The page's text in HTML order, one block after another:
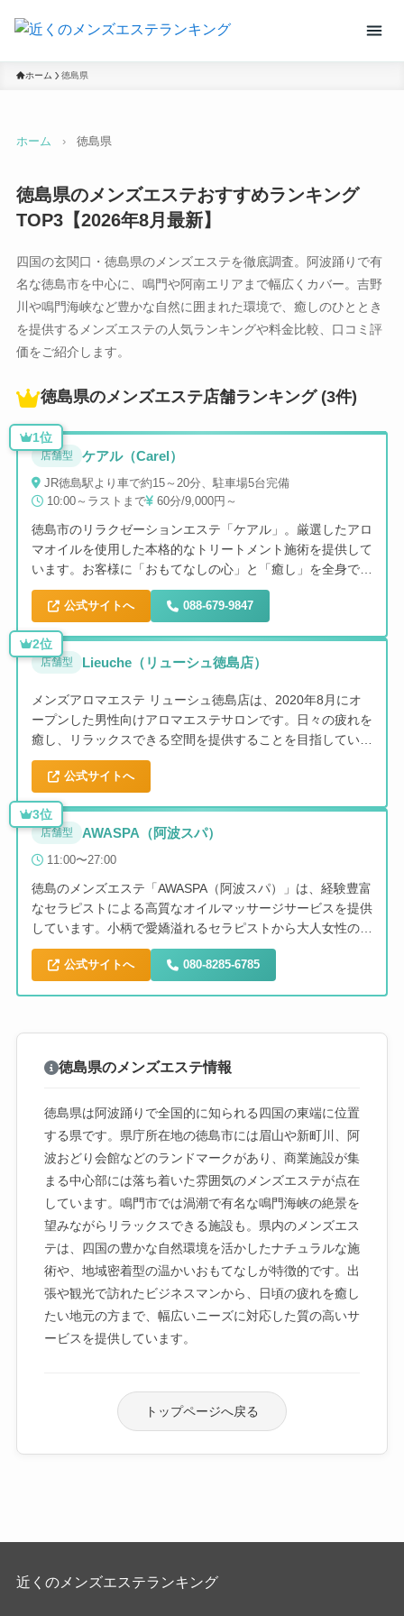
ホーム 徳島県
ホーム › 徳島県
徳島県のメンズエステおすすめランキング
TOP3【2026年8月最新】
四国の玄関口・徳島県のメンズエステを徹底調査。阿波踊りで有
名な徳島市を中心に、鳴門や阿南エリアまで幅広くカバー。吉野
川や鳴門海峡など豊かな自然に囲まれた環境で、癒しのひととき
を提供するメンズエステの人気ランキングや料金比較、口コミ評
価をご紹介します。
徳島県のメンズエステ店舗ランキング (3件)
店舗型 ケアル（Carel）
JR徳島駅より車で約15～20分、駐車場5台完備
10:00～ラストまで
60分/9,000円～
徳島市のリラクゼーションエステ「ケアル」。厳選したアロ
マオイルを使用した本格的なトリートメント施術を提供して
います。お客様に「おもてなしの心」と「癒し」を全身で感
じていただくことをコンセプトに、完全個室のプライベート
空間で心身ともにリラックスできる施術を実現。未経験者か
らベテランまで、丁寧な指導のもとで高度な技術を習得した
セラピストが対応します。
公式サイトへ 088-679-9847
1位
店舗型 Lieuche（リューシュ徳島店）
メンズアロマエステ リューシュ徳島店は、2020年8月にオ
ープンした男性向けアロマエステサロンです。日々の疲れを
癒し、リラックスできる空間を提供することを目指していま
す。セラピストによる丁寧な施術でストレス解消をお手伝い
します。公式サイトへ
2位
店舗型 AWASPA（阿波スパ）
11:00〜27:00
徳島のメンズエステ「AWASPA（阿波スパ）」は、経験豊富
なセラピストによる高質なオイルマッサージサービスを提供
しています。小柄で愛嬌溢れるセラピストから大人女性の柔
らかい雰囲気を持つセラピストまで、多彩なスタッフが揃っ
ています。オイル施術とドライ施術から選べる施術内容で、
公式サイトへ 080-8285-6785
3位
徳島県のメンズエステ情報
徳島県は阿波踊りで全国的に知られる四国の東端に位置
する県です。県庁所在地の徳島市には眉山や新町川、阿
波おどり会館などのランドマークがあり、商業施設が集
まる中心部には落ち着いた雰囲気のメンズエステが点在
しています。鳴門市では渦潮で有名な鳴門海峡の絶景を
望みながらリラックスできる施設も。県内のメンズエス
テは、四国の豊かな自然環境を活かしたナチュラルな施
術や、地域密着型の温かいおもてなしが特徴的です。出
張や観光で訪れたビジネスマンから、日頃の疲れを癒し
たい地元の方まで、幅広いニーズに対応した質の高いサ
ービスを提供しています。
トップページへ戻る
近くのメンズエステランキング